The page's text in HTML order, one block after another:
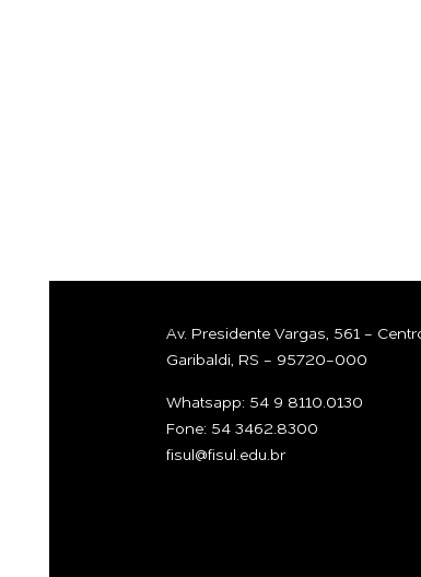
Av. Presidente Vargas, 561 -
Garibaldi, RS - 95720-000
Whatsapp: 54 9 8110.0130
Fone: 54 3462.8300
fisul@fisul.edu.br